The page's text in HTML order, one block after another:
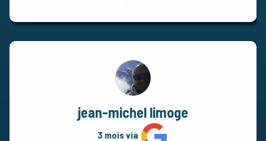
jean-michel limoge
3 mois via